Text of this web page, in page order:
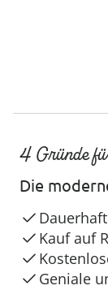
4 Gründe
Die
Kauf auf
Geniale